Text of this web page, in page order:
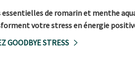
essentielles de romarin et menthe
votre stress en énergie
GOODBYE STRESS